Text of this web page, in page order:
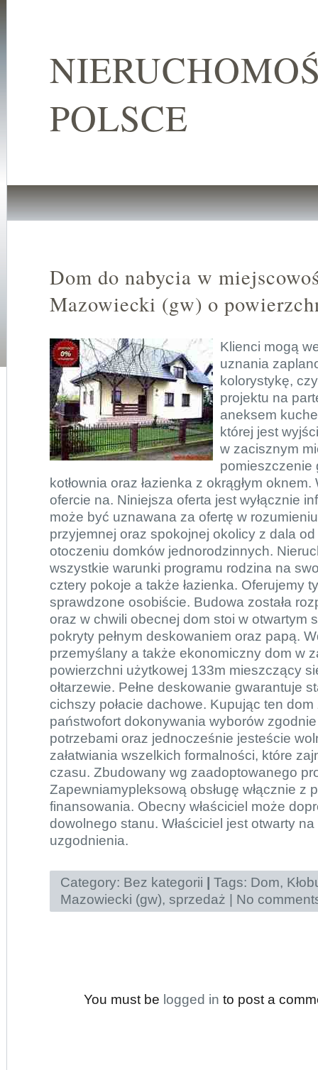
POLSCE
Dom do nabycia w
Mazowiecki (gw) o
Klienci mogą
uznania
kolorystykę,
projektu na
aneksem
której jest
w zacisznym
pomieszczenie
kotłownia oraz łazienka z okrągłym
ofercie na. Niniejsza oferta jest wyłącznie
może być uznawana za ofertę w
przyjemnej oraz spokojnej okolicy z dala od
otoczeniu domków jednorodzinnych.
wszystkie warunki programu rodzina na
cztery pokoje a także łazienka. Oferujemy
sprawdzone osobiście. Budowa została
oraz w chwili obecnej dom stoi w otwartym
pokryty pełnym deskowaniem oraz papą.
przemyślany a także ekonomiczny dom w
powierzchni użytkowej 133m mieszczący
ołtarzewie. Pełne deskowanie gwarantuje
cichszy połacie dachowe. Kupując ten
państwofort dokonywania wyborów
potrzebami oraz jednocześnie jesteście
załatwiania wszelkich formalności, które
czasu. Zbudowany wg zaadoptowanego
Zapewniamypleksową obsługę włącznie z
finansowania. Obecny właściciel może
dowolnego stanu. Właściciel jest otwarty
uzgodnienia.
Category: Bez kategorii Tags: Dom,
Mazowiecki (gw), sprzedaż No
You must be logged in to post a